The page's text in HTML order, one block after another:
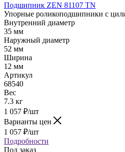
Подшипник ZEN 81107 TN
Упорные роликоподшипники с
Внутренний диаметр
35 мм
Наружный диаметр
52 мм
Ширина
12 мм
Артикул
68540
Вес
7.3 кг
1 057 ₽/шт
Варианты цен
1 057 ₽/шт
Подробности
Под заказ